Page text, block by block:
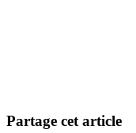
Partage cet article